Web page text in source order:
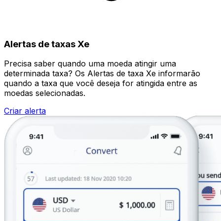
Alertas de taxas Xe
Precisa saber quando uma moeda atingir uma
determinada taxa? Os Alertas de taxa Xe informarão
quando a taxa que você deseja for atingida entre as
moedas selecionadas.
Criar alerta